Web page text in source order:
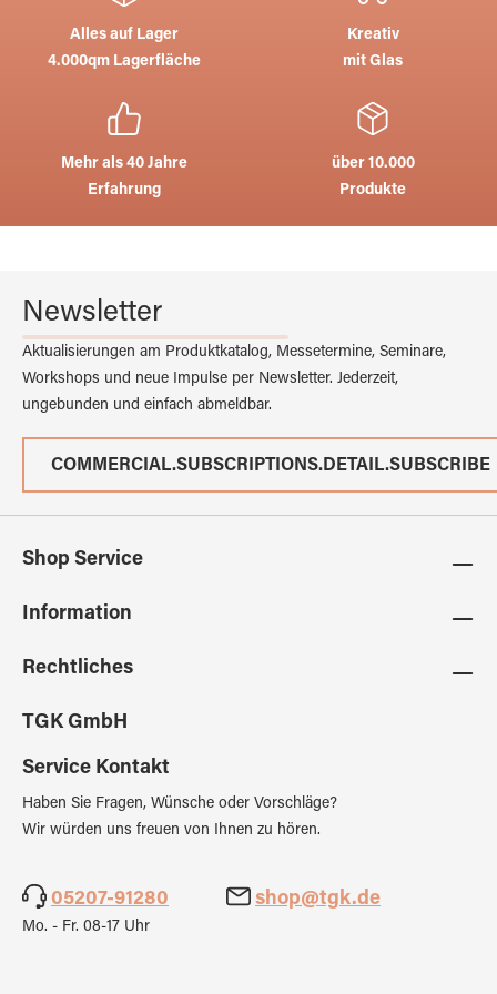
Alles auf Lager
4.000qm Lagerfläche
Kreativ
mit Glas
Mehr als 40 Jahre
Erfahrung
über 10.000
Produkte
Newsletter
Aktualisierungen am Produktkatalog, Messetermine, Seminare,
Workshops und neue Impulse per Newsletter. Jederzeit,
ungebunden und einfach abmeldbar.
COMMERCIAL.SUBSCRIPTIONS.DETAIL.SUBSCRIBE
Shop Service
Information
Rechtliches
TGK GmbH
Service Kontakt
Haben Sie Fragen, Wünsche oder Vorschläge?
Wir würden uns freuen von Ihnen zu hören.
05207-91280 shop@tgk.de
Mo. - Fr. 08-17 Uhr